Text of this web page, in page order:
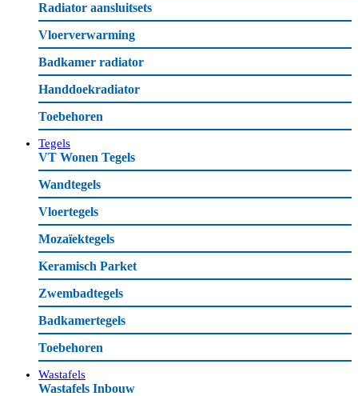
Radiator aansluitsets
Vloerverwarming
Badkamer radiator
Handdoekradiator
Toebehoren
Tegels
VT Wonen Tegels
Wandtegels
Vloertegels
Mozaïektegels
Keramisch Parket
Zwembadtegels
Badkamertegels
Toebehoren
Wastafels
Wastafels Inbouw